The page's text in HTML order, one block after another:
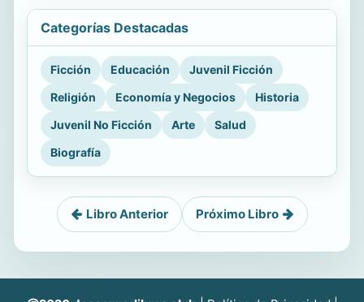
Categorías Destacadas
Ficción Educación
Juvenil Ficción
Religión
Economía y Negocios
Historia
Juvenil No Ficción
Arte
Salud
Biografía
Libro Anterior Próximo Libro